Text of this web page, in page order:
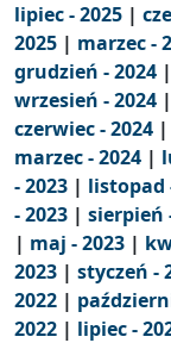
lipiec - 2025 |
2025 | marzec -
grudzień - 2024 |
wrzesień - 2024 |
czerwiec - 2024 |
marzec - 2024 |
- 2023 | listopad
- 2023 | sierpień
| maj - 2023 |
2023 | styczeń -
2022 |
2022 | lipiec -